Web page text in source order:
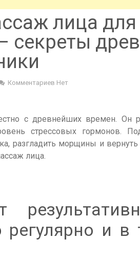
лица для
секреты
Комментариев Нет
с древнейших времен. Он
стрессовых гормонов.
разгладить морщины и
лица.
и в